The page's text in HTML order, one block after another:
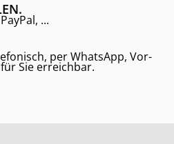
...
per WhatsApp, Vor-
Sie erreichbar.